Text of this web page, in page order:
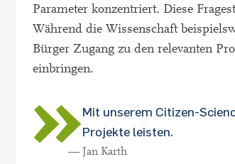
Parameter konzentriert. Diese
Während die Wissenschaft
Bürger Zugang zu den relevanten
einbringen.
Mit unserem Citizen-
Projekte leisten.
— Jan Karth